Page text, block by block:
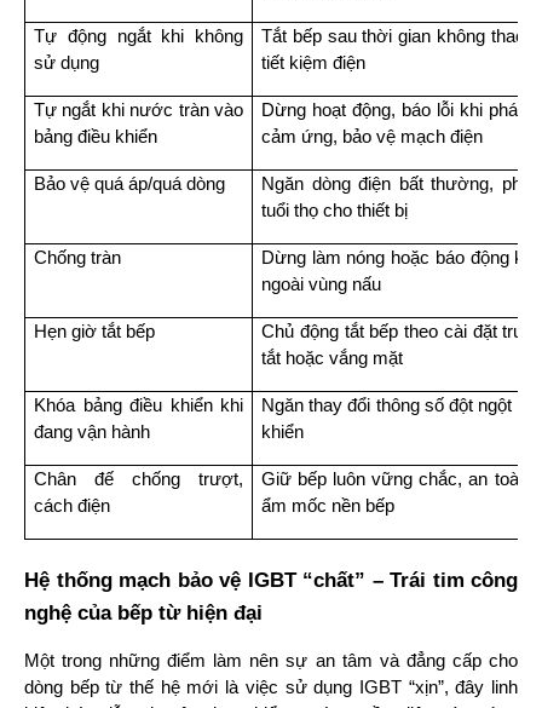
Tự động ngắt khi không
sử dụng
Tắt bếp sau thời gian không thao
tiết kiệm điện
Tự ngắt khi nước tràn vào
bảng điều khiển
Dừng hoạt động, báo lỗi khi phát
cảm ứng, bảo vệ mạch điện
Bảo vệ quá áp/quá dòng
Ngăn dòng điện bất thường,
tuổi thọ cho thiết bị
Chống tràn
Dừng làm nóng hoặc báo động
ngoài vùng nấu
Hẹn giờ tắt bếp
Chủ động tắt bếp theo cài đặt
tắt hoặc vắng mặt
Khóa bảng điều khiển khi
đang vận hành
Ngăn thay đổi thông số đột ngột
khiển
Chân đế chống trượt,
cách điện
Giữ bếp luôn vững chắc, an toàn,
ẩm mốc nền bếp
Hệ thống mạch bảo vệ IGBT “chất” – Trái tim công
nghệ của bếp từ hiện đại
Một trong những điểm làm nên sự an tâm và đẳng cấp cho
dòng bếp từ thế hệ mới là việc sử dụng IGBT “xịn”, đây linh